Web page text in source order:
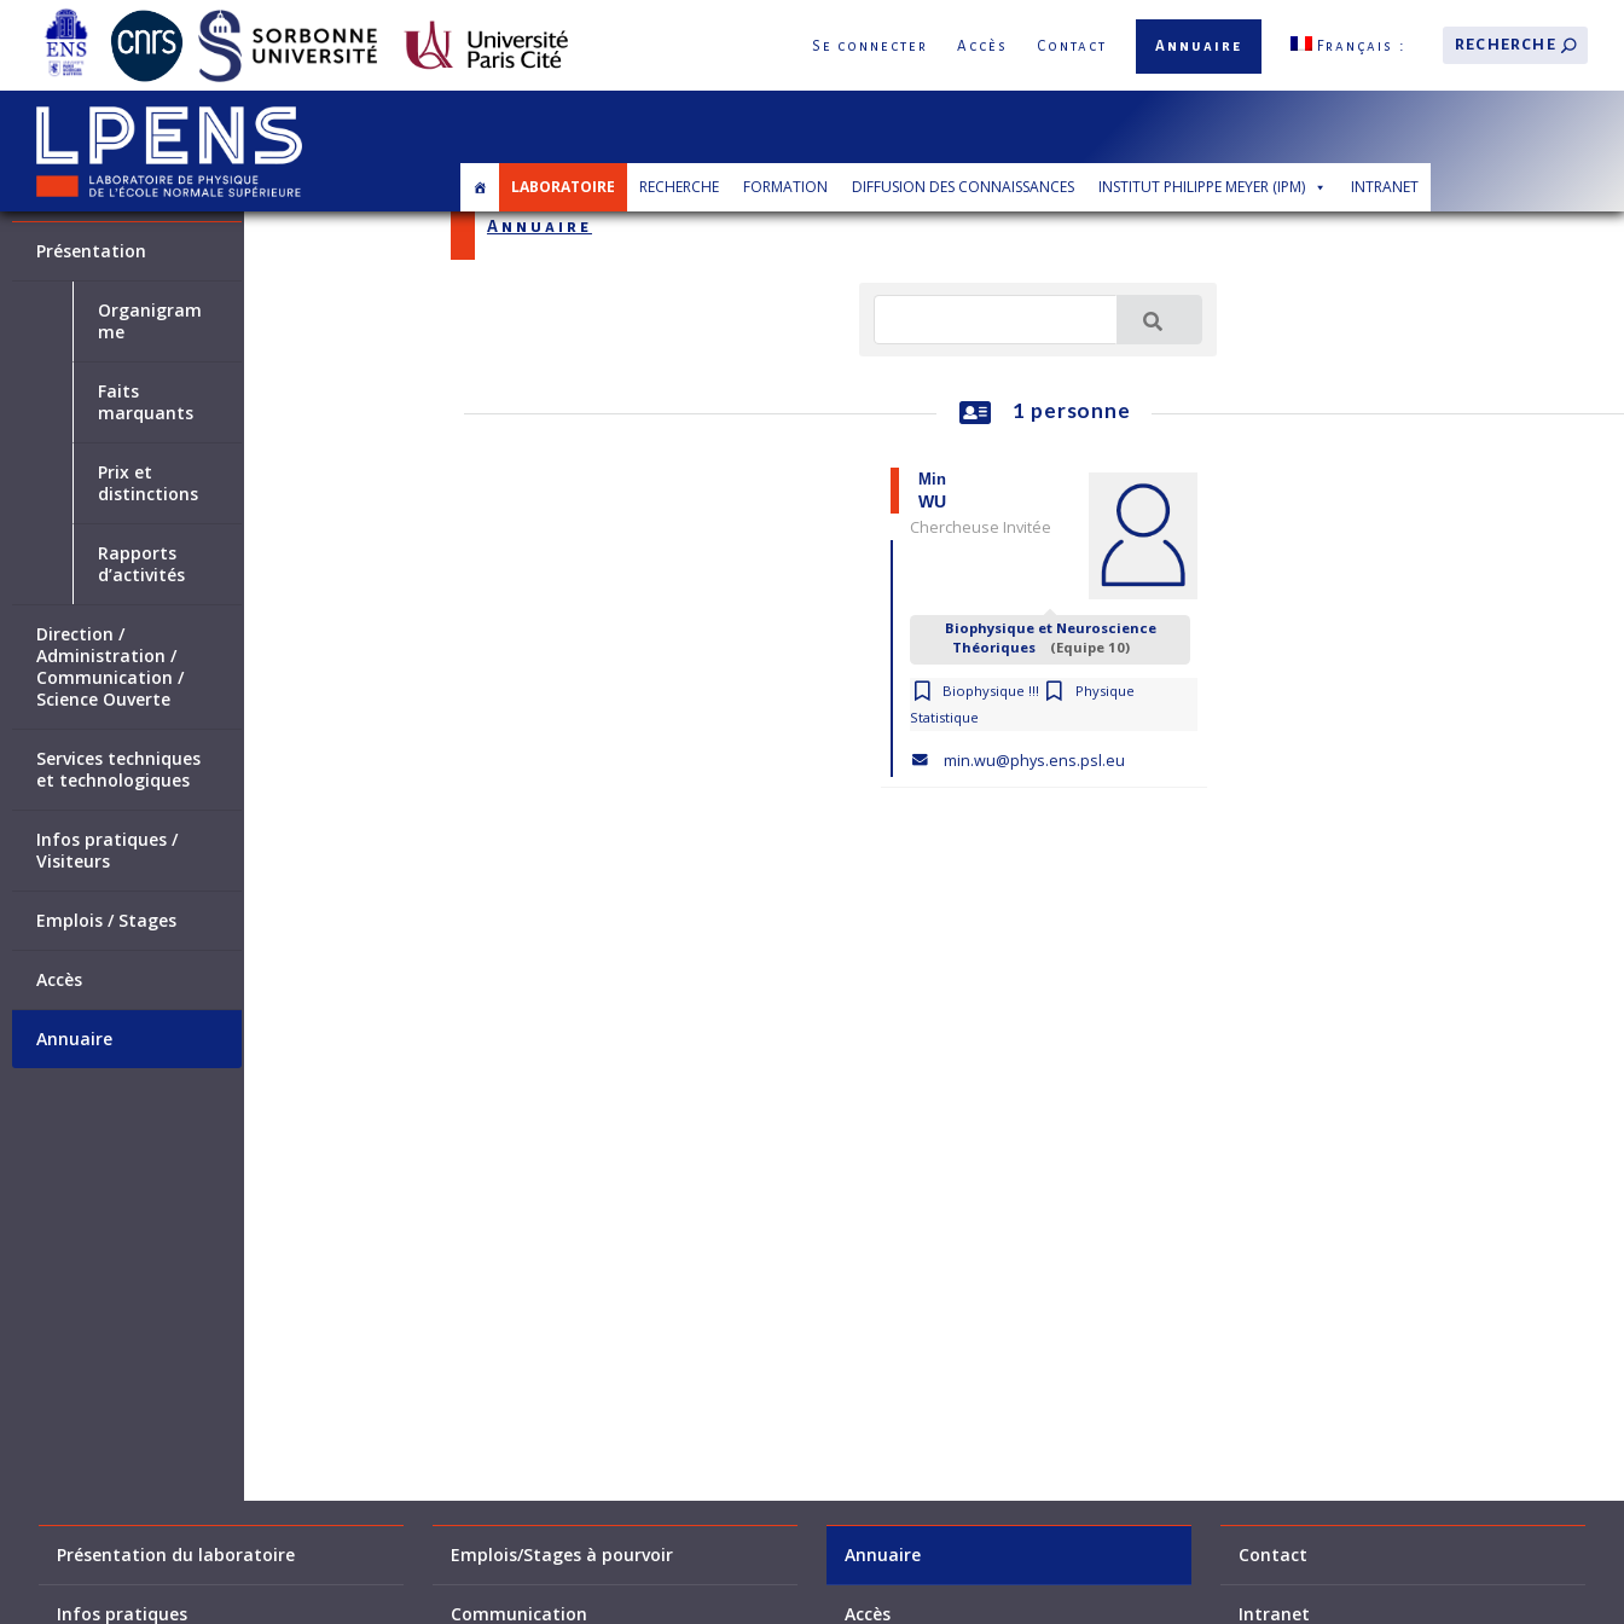
Se connecter Accès Contact Annuaire Français
LABORATOIRE RECHERCHE FORMATION DIFFUSION DES CONNAISSANCES INSTITUT PHILIPPE MEYER (IPM) INTRANET
Annuaire
1 personne
Min
WU
Chercheuse Invitée
Biophysique et Neuroscience
Théoriques
(Equipe 10)
Biophysique !!!
Physique
Statistique
min.wu@phys.ens.psl.eu
Présentation
Organigram
me
Faits
marquants
Prix et
distinctions
Rapports
d’activités
Direction /
Administration /
Communication /
Science Ouverte
Services techniques
et technologiques
Infos pratiques /
Visiteurs
Emplois / Stages
Accès
Annuaire
Présentation du laboratoire
Infos pratiques
Emplois/Stages à pourvoir
Communication
Annuaire
Accès
Contact
Intranet